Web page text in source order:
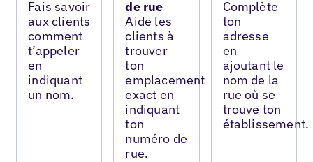
Fais savoir
aux clients
comment
t’appeler
en
indiquant
un nom.
de rue
Aide les
clients à
trouver
ton
emplacement
exact en
indiquant
ton
numéro de
rue.
Complète
ton
adresse
en
ajoutant le
nom de la
rue où se
trouve ton
établissement.